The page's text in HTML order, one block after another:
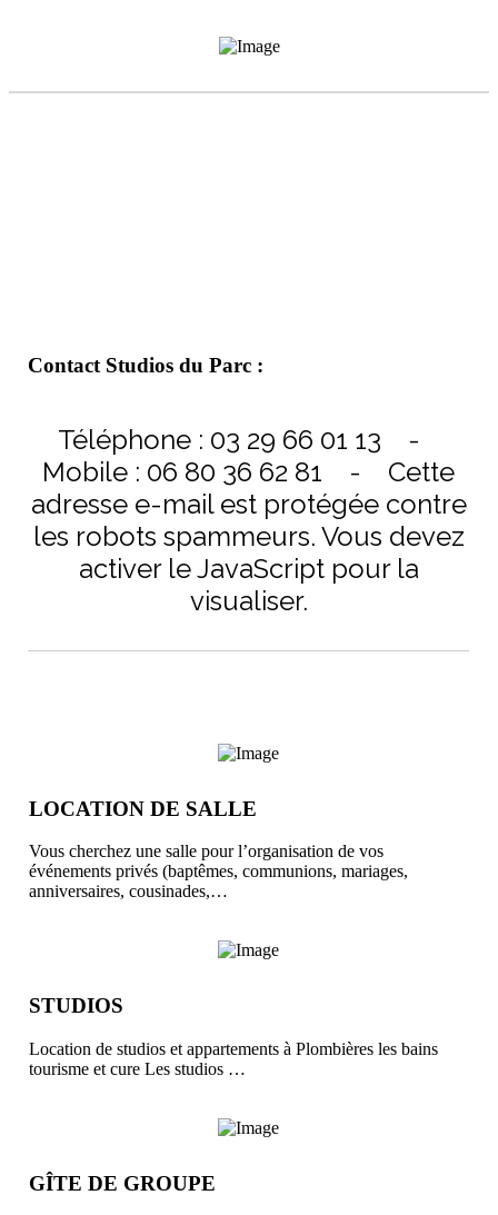
Contact Studios du Parc :
Téléphone : 03 29 66 01 13 -
Mobile : 06 80 36 62 81 - Cette
adresse e-mail est protégée contre
les robots spammeurs. Vous devez
activer le JavaScript pour la
visualiser.
LOCATION DE SALLE
Vous cherchez une salle pour l’organisation de vos
événements privés (baptêmes, communions, mariages,
anniversaires, cousinades,…
STUDIOS
Location de studios et appartements à Plombières les bains
tourisme et cure Les studios …
GÎTE DE GROUPE